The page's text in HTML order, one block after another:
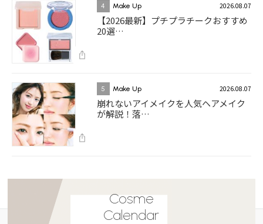
4 Make Up 2026.08.07
【2026最新】プチプラチークおすすめ
20選…
5 Make Up 2026.08.07
崩れないアイメイクを人気ヘアメイク
が解説！落…
Cosme
Calendar